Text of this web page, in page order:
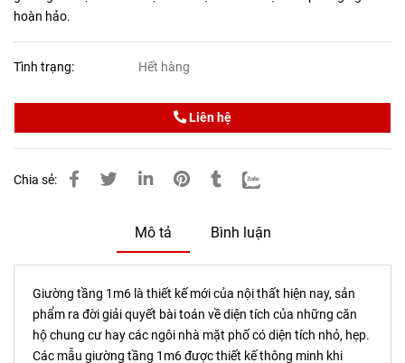
hoàn hảo.
Tình trạng: Hết hàng
Liên hệ
Chia sẻ:
Mô tả Bình luận
Giường tầng 1m6 là thiết kế mới của nội thất hiện nay, sản
phẩm ra đời giải quyết bài toán về diện tích của những căn
hộ chung cư hay các ngôi nhà mặt phố có diện tích nhỏ, hẹp.
Các mẫu giường tầng 1m6 được thiết kế thông minh khi